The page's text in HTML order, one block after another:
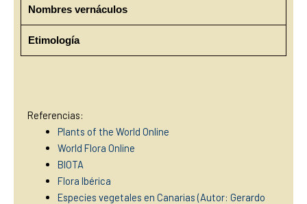
Nombres vernáculos
Etimología
Referencias:
Plants of the World Online
World Flora Online
BIOTA
Flora Ibérica
Especies vegetales en Canarias (Autor: Gerardo